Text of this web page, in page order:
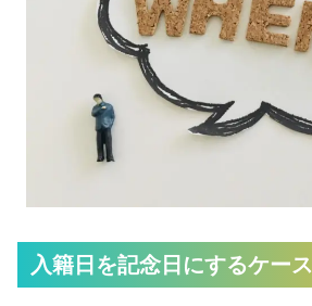
入籍日を記念日にするケース